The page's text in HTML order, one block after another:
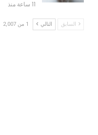
11 ساعة منذ
السابق التالي 1 من 2,007